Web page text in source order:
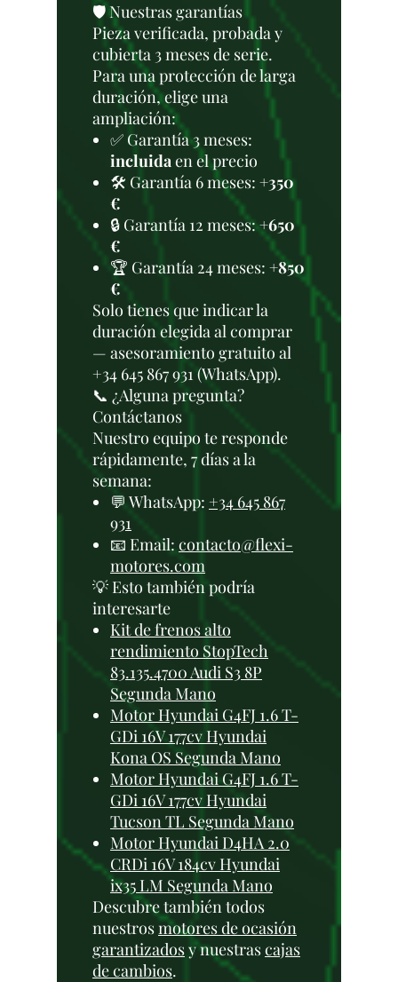
🛡️ Nuestras garantías
Pieza verificada, probada y
cubierta 3 meses de serie.
Para una protección de larga
duración, elige una
ampliación:
✅ Garantía 3 meses:
incluidaen el precio
🛠️ Garantía 6 meses: +350
€
🔒 Garantía 12 meses:+650
€
🏆 Garantía 24 meses: +850
€
Solo tienes que indicar la
duración elegida al comprar
— asesoramiento gratuito al
+34 645 867 931 (WhatsApp).
📞 ¿Alguna pregunta?
Contáctanos
Nuestro equipo te responde
rápidamente, 7 días a la
semana:
💬 WhatsApp: +34 645 867
931
📧 Email: contacto@flexi-
motores.com
💡 Esto también podría
interesarte
Kit de frenos alto
rendimiento StopTech
83.135.4700 Audi S3 8P
Segunda Mano
Motor Hyundai G4FJ 1.6 T-
GDi 16V 177cv Hyundai
Kona OS Segunda Mano
Motor Hyundai G4FJ 1.6 T-
GDi 16V 177cv Hyundai
Tucson TL Segunda Mano
Motor Hyundai D4HA 2.0
CRDi 16V 184cv Hyundai
ix35 LM Segunda Mano
Descubre también todos
nuestrosmotores de ocasión
garantizadosy nuestrascajas
de cambios.